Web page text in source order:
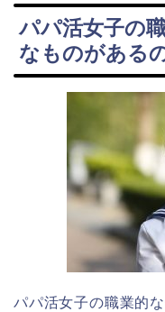
パパ活女子の
なものがある
パパ活女子の職業的